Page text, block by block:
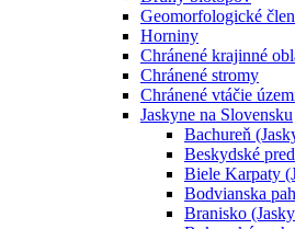
Geomorfologické
Horniny
Chránené krajinné
Chránené stromy
Chránené vtáčie
Jaskyne na Slovensku
Bachureň
Beskydské
Biele Karpaty
Bodvianska
Branisko